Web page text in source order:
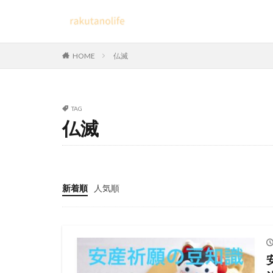
HOME 仏滅
TAG
仏滅
新着順 人気順